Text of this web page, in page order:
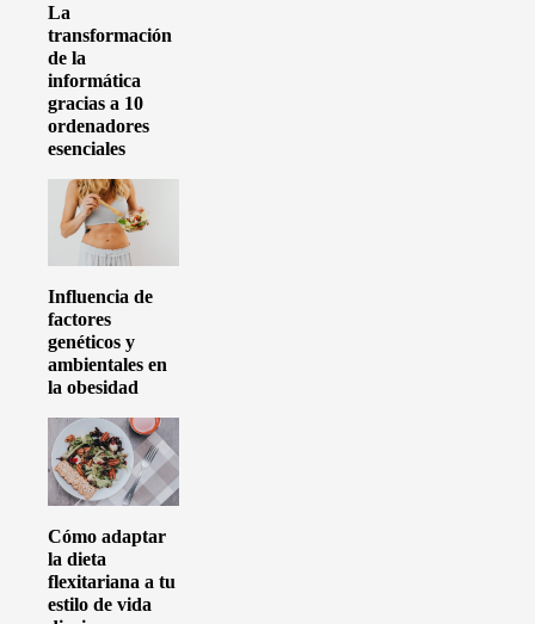
La
transformación
de la
informática
gracias a 10
ordenadores
esenciales
Influencia de
factores
genéticos y
ambientales en
la obesidad
Cómo adaptar
la dieta
flexitariana a tu
estilo de vida